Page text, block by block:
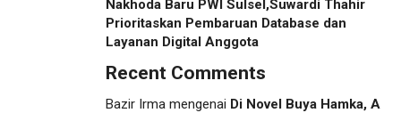
Nakhoda Baru PWI Sulsel,Suwardi Thahir
Prioritaskan Pembaruan Database dan
Layanan Digital Anggota
Recent Comments
Bazir Irma mengenai Di Novel Buya Hamka, A